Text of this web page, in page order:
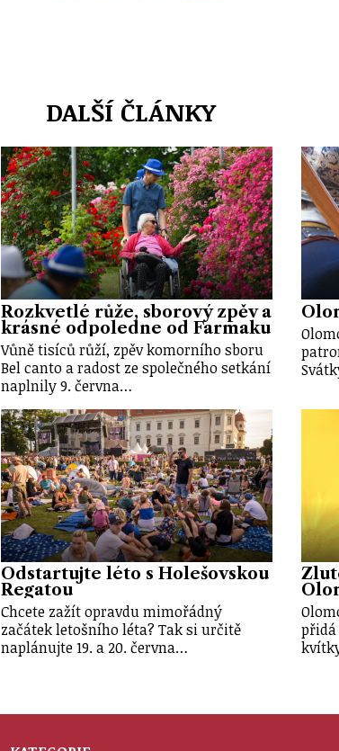
DALŠÍ ČLÁNKY
Rozkvetlé růže, sborový zpěv a
krásné odpoledne od Farmaku
Vůně tisíců růží, zpěv komorního sboru
Bel canto a radost ze společného setkání
naplnily 9. června…
Odstartujte léto s Holešovskou
Regatou
Chcete zažít opravdu mimořádný
začátek letošního léta? Tak si určitě
naplánujte 19. a 20. června…